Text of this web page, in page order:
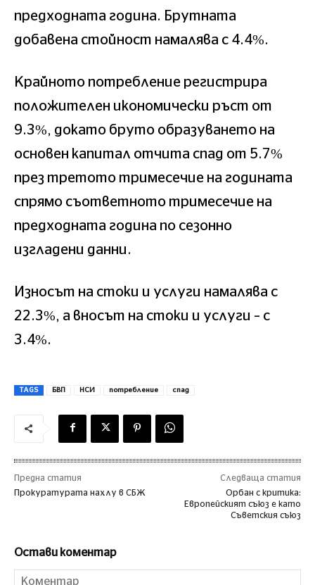
предходната година. Брутната
добавена стойност намалява с 4.4%.
Крайното потребление регистрира
положителен икономически ръст от
9.3%, докато бруто образуването на
основен капитал отчита спад от 5.7%
през третото тримесечие на годината
спрямо съответното тримесечие на
предходната година по сезонно
изгладени данни.
Износът на стоки и услуги намалява с
22.3%, а вносът на стоки и услуги – с
3.4%.
TAGS БВП НСИ потребление спад
Предна статия
Прокуратурата нахлу в СБЖ
Следваща статия
Орбан с критика:
Европейският съюз е като
Съветския съюз
Остави коментар